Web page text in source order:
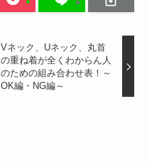
Vネック、Uネック、丸首
の重ね着が全くわからん人
のための組み合わせ表！～
OK編・NG編～